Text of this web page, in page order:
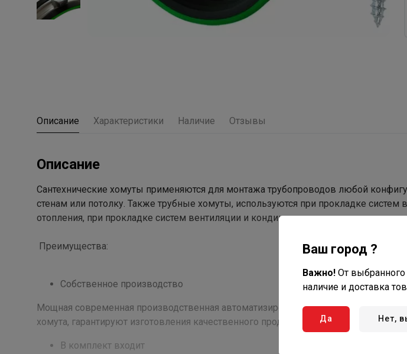
Описание Характеристики Наличие Отзывы
Описание
Сантехнические хомуты применяются для монтажа трубопроводов любой
стенам или потолку. Также трубные хомуты, используются при прокладке систем
отопления, при прокладке систем вентиляции и кондиционирования.
Преимущества:
Собственное производство
Мощная современная производственная автоматизированная база и полный
хомута, гарантируют изготовления качественного продукта в оптимальные сроки.
В комплект входит
Ваш город ?
Важно! От выбранного
наличие и доставка
Да Нет,